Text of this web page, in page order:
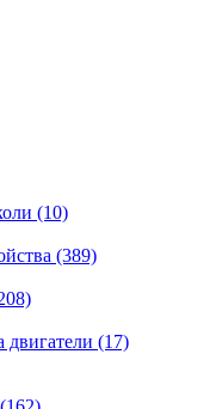
(10)
(389)
двигатели (17)